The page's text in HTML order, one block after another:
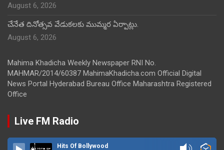
August 6, 2026
చేనేత దినోత్సవ వేడుకలకు ముమ్మర ఏర్పాట్లు.
August 6, 2026
Mahima Khadicha Weekly Newspaper RNI No.
MAHMAR/2014/60387 MahimaKhadicha.com Official Digital
News Portal Hyderabad Bureau Office Maharashtra Registered
Office
Live FM Radio
Hits Of Bollywood